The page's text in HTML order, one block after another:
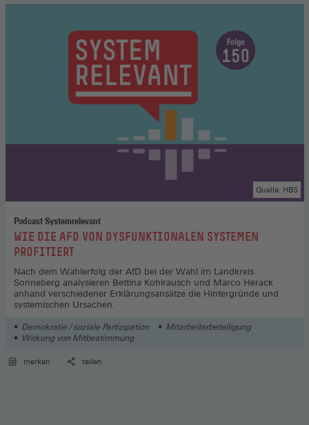
Podcast Systemrelevant
:WIE DIE AFD VON DYSFUNKTIONALEN SYSTEMEN
PROFITIERT
Quelle: HBS
Nach dem Wahlerfolg der AfD bei der Wahl im Landkreis
Sonneberg analysieren Bettina Kohlrausch und Marco Herack
anhand verschiedener Erklärungsansätze die Hintergründe und
systemischen Ursachen.
Demokratie / soziale Partizipation
Mitarbeiterbeteiligung
Wirkung von Mitbestimmung
merken teilen